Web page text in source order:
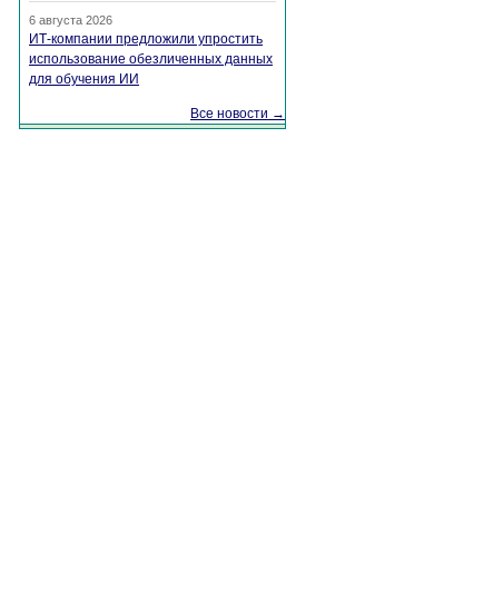
6 августа 2026
ИТ-компании предложили упростить
использование обезличенных данных
для обучения ИИ
Все новости →